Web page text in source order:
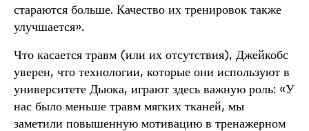
стараются больше. Качество их тренировок также
улучшается».
Что касается травм (или их отсутствия), Джейкобс
уверен, что технологии, которые они используют в
университете Дьюка, играют здесь важную роль: «У
нас было меньше травм мягких тканей, мы
заметили повышенную мотивацию в тренажерном